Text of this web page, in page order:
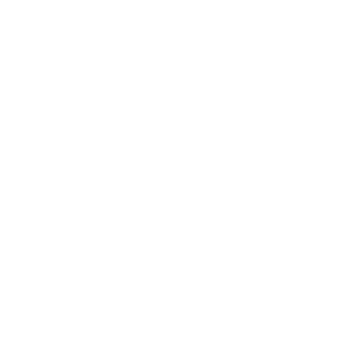
다. * 차량을 여러 대 예약해야 하는 경우, 주문을 각각 진행해 주세요.